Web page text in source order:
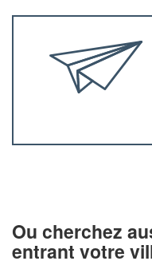
Ou cherchez
entrant votre